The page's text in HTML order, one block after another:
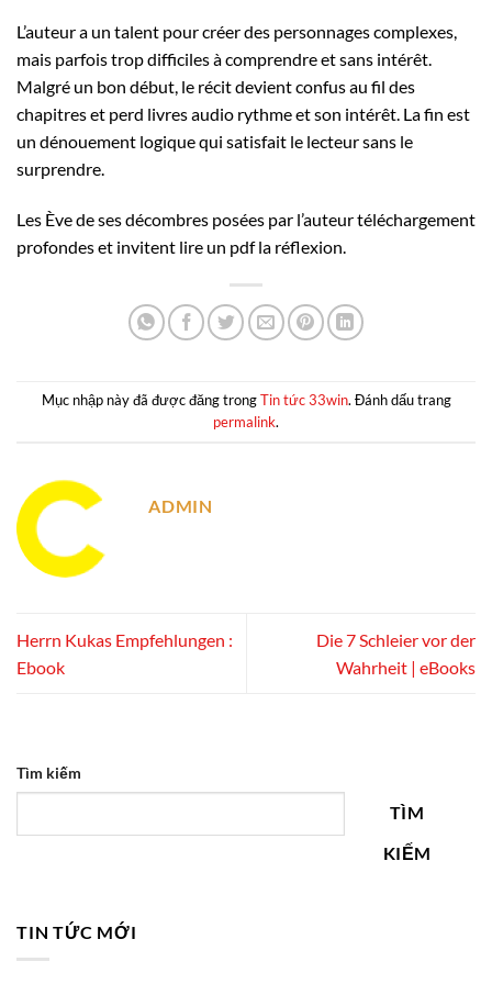
L’auteur a un talent pour créer des personnages complexes,
mais parfois trop difficiles à comprendre et sans intérêt.
Malgré un bon début, le récit devient confus au fil des
chapitres et perd livres audio rythme et son intérêt. La fin est
un dénouement logique qui satisfait le lecteur sans le
surprendre.
Les Ève de ses décombres posées par l’auteur téléchargement
profondes et invitent lire un pdf la réflexion.
Mục nhập này đã được đăng trongTin tức 33win. Đánh dấu trang
permalink.
ADMIN
Herrn Kukas Empfehlungen :
Ebook
Die 7 Schleier vor der
Wahrheit | eBooks
Tìm kiếm
TÌM
KIẾM
TIN TỨC MỚI